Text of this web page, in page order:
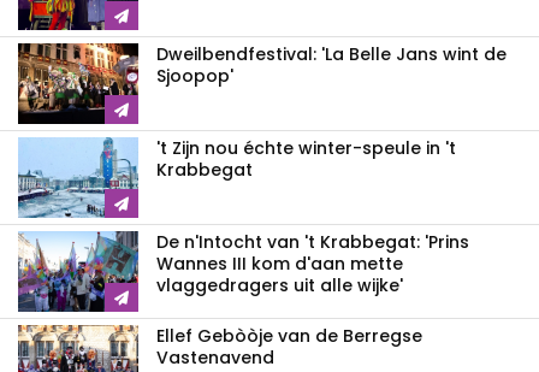
Dweilbendfestival: 'La Belle Jans wint de
Sjoopop'
't Zijn nou échte winter-speule in 't
Krabbegat
De n'Intocht van 't Krabbegat: 'Prins
Wannes III kom d'aan mette
vlaggedragers uit alle wijke'
Ellef Gebòòje van de Berregse
Vastenavend